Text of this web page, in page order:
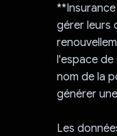
gérer leurs
l'espace de
nom de la
générer
Les